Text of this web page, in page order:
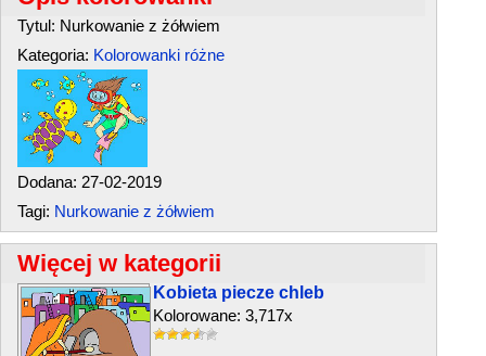
Tytul: Nurkowanie z żółwiem
Kategoria: Kolorowanki różne
Dodana: 27-02-2019
Tagi: Nurkowanie z żółwiem
Więcej w kategorii
Kobieta piecze chleb
Kolorowane: 3,717x